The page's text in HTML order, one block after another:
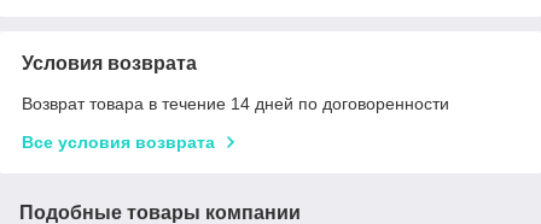
Условия возврата
Возврат товара в течение 14 дней по договоренности
Все условия возврата
Подобные товары компании